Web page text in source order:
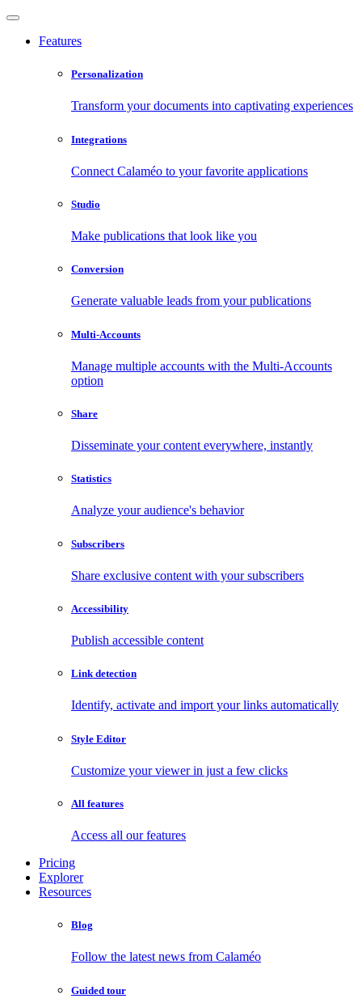
Features
Personalization
Transform your documents into captivating experiences
Integrations
Connect Calaméo to your favorite applications
Studio
Make publications that look like you
Conversion
Generate valuable leads from your publications
Multi-Accounts
Manage multiple accounts with the Multi-Accounts
option
Share
Disseminate your content everywhere, instantly
Statistics
Analyze your audience's behavior
Subscribers
Share exclusive content with your subscribers
Accessibility
Publish accessible content
Link detection
Identify, activate and import your links automatically
Style Editor
Customize your viewer in just a few clicks
All features
Access all our features
Pricing
Explorer
Resources
Blog
Follow the latest news from Calaméo
Guided tour